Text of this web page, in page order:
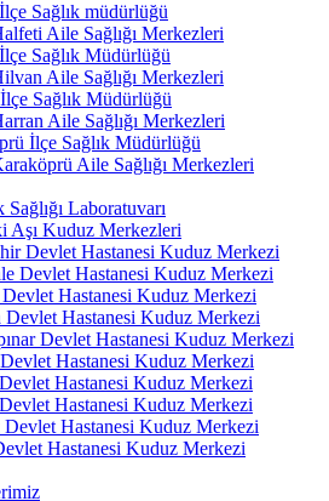
Sağlık müdürlüğü
Aile Sağlığı Merkezleri
Sağlık Müdürlüğü
Aile Sağlığı Merkezleri
Sağlık Müdürlüğü
Aile Sağlığı Merkezleri
İlçe Sağlık Müdürlüğü
Aile Sağlığı Merkezleri
Laboratuvarı
Aşı Kuduz Merkezleri
Devlet Hastanesi Kuduz Merkezi
Devlet Hastanesi Kuduz Merkezi
Hastanesi Kuduz Merkezi
Devlet Hastanesi Kuduz Merkezi
Devlet Hastanesi Kuduz Merkezi
Hastanesi Kuduz Merkezi
Hastanesi Kuduz Merkezi
Hastanesi Kuduz Merkezi
Devlet Hastanesi Kuduz Merkezi
Hastanesi Kuduz Merkezi